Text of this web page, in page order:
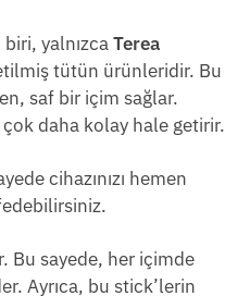
yalnızcaTerea
tütün ürünleridir. Bu
saf bir içim sağlar.
çok daha kolay hale getirir.
cihazınızı hemen
Bu sayede, her içimde
Ayrıca, bu stick’lerin